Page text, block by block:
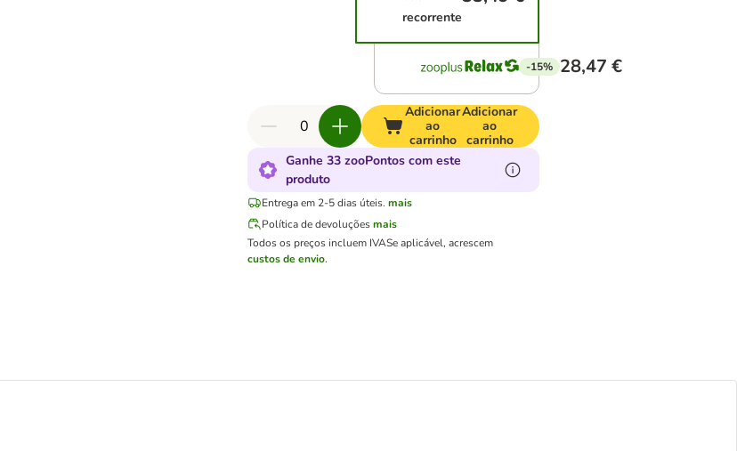
recorrente
-15% 28,47 €
Adicionar
ao
carrinho
Adicionar
ao
carrinho
Ganhe 33 zooPontos com este
produto
Entrega em 2-5 dias úteis. mais
Política de devoluçõesmais
Todos os preços incluem IVASe aplicável, acrescem
custos de envio.